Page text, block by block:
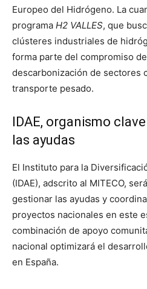
Europeo del Hidrógeno. La
programa H2 VALLES, que
clústeres industriales de
forma parte del compromiso
descarbonización de sectores
transporte pesado.
IDAE, organismo
las ayudas
El Instituto para la
(IDAE), adscrito al MITECO,
gestionar las ayudas y
proyectos nacionales en este
combinación de apoyo
nacional optimizará el
en España.